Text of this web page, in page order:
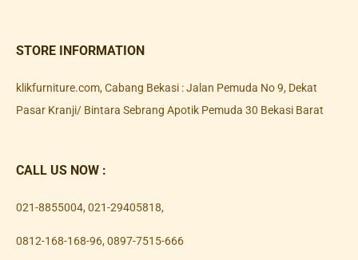
STORE INFORMATION
klikfurniture.com, Cabang Bekasi : Jalan Pemuda No 9, Dekat
Pasar Kranji/ Bintara Sebrang Apotik Pemuda 30 Bekasi Barat
CALL US NOW :
021-8855004, 021-29405818,
0812-168-168-96, 0897-7515-666